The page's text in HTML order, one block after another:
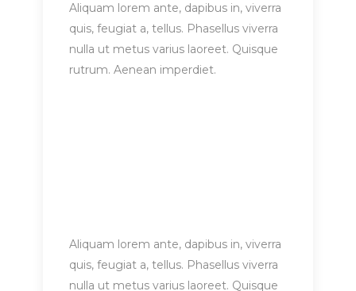
Aliquam lorem ante, dapibus in, viverra
quis, feugiat a, tellus. Phasellus viverra
nulla ut metus varius laoreet. Quisque
rutrum. Aenean imperdiet.
Aliquam lorem ante, dapibus in, viverra
quis, feugiat a, tellus. Phasellus viverra
nulla ut metus varius laoreet. Quisque